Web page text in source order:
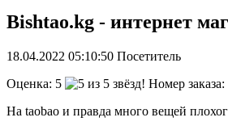
Bishtao.kg - интернет
18.04.2022 05:10:50 Посетитель
Оценка: 5
Номер
На taobao и правда много вещей